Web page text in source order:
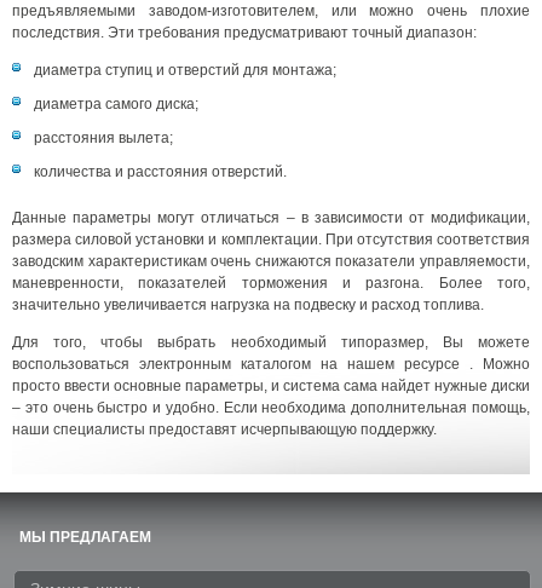
предъявляемыми заводом-изготовителем, или можно очень плохие
последствия. Эти требования предусматривают точный диапазон:
диаметра ступиц и отверстий для монтажа;
диаметра самого диска;
расстояния вылета;
количества и расстояния отверстий.
Данные параметры могут отличаться – в зависимости от модификации,
размера силовой установки и комплектации. При отсутствия соответствия
заводским характеристикам очень снижаются показатели управляемости,
маневренности, показателей торможения и разгона. Более того,
значительно увеличивается нагрузка на подвеску и расход топлива.
Для того, чтобы выбрать необходимый типоразмер, Вы можете
воспользоваться электронным каталогом на нашем ресурсе . Можно
просто ввести основные параметры, и система сама найдет нужные диски
– это очень быстро и удобно. Если необходима дополнительная помощь,
наши специалисты предоставят исчерпывающую поддержку.
МЫ ПРЕДЛАГАЕМ